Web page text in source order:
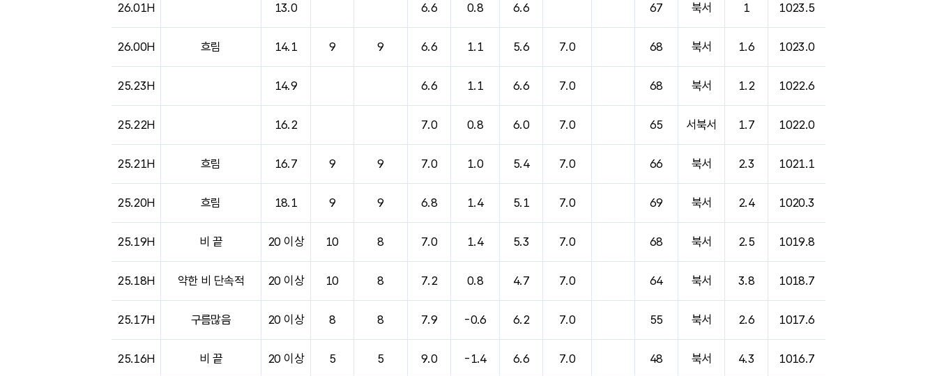
26.01H 13.0 6.6 0.8 6.6 67 북서 1 1023.5
26.00H 흐림 14.1 9 9 6.6 1.1 5.6 7.0 68 북서 1.6 1023.0
25.23H 14.9 6.6 1.1 6.6 7.0 68 북서 1.2 1022.6
25.22H 16.2 7.0 0.8 6.0 7.0 65 서북서 1.7 1022.0
25.21H 흐림 16.7 9 9 7.0 1.0 5.4 7.0 66 북서 2.3 1021.1
25.20H 흐림 18.1 9 9 6.8 1.4 5.1 7.0 69 북서 2.4 1020.3
25.19H 비 끝 20 이상 10 8 7.0 1.4 5.3 7.0 68 북서 2.5 1019.8
25.18H 약한 비 단속적 20 이상 10 8 7.2 0.8 4.7 7.0 64 북서 3.8 1018.7
25.17H 구름많음 20 이상 8 8 7.9 -0.6 6.2 7.0 55 북서 2.6 1017.6
25.16H 비 끝 20 이상 5 5 9.0 -1.4 6.6 7.0 48 북서 4.3 1016.7